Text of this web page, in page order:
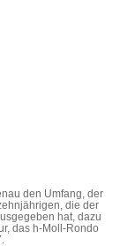
den Umfang, der
die der
hat, dazu
das h-Moll-Rondo